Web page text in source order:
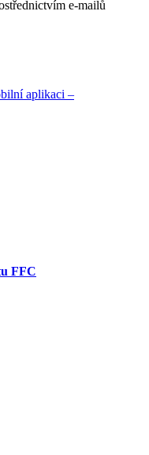
e-mailů
aplikaci –
FFC